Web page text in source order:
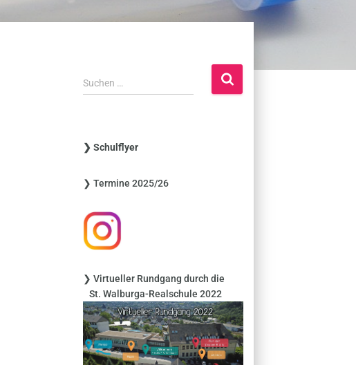
S
u
n
a
h
:
Suchen …
❯ Schulflyer
❯ Termine 2025/26
❯ Virtueller Rundgang durch die
St. Walburga-Realschule 2022